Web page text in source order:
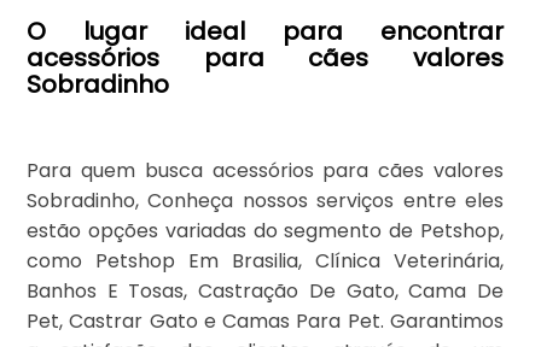
O lugar ideal para encontrar
acessórios para cães valores
Sobradinho
Para quem busca acessórios para cães valores
Sobradinho, Conheça nossos serviços entre eles
estão opções variadas do segmento de Petshop,
como Petshop Em Brasilia, Clínica Veterinária,
Banhos E Tosas, Castração De Gato, Cama De
Pet, Castrar Gato e Camas Para Pet. Garantimos